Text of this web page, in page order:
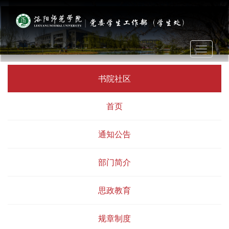
Toggle
书院社区
首页
通知公告
部门简介
思政教育
规章制度